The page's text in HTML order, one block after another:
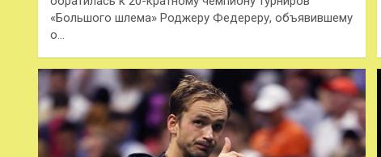
«Большого шлема» Роджеру Федереру, объявившему
о…